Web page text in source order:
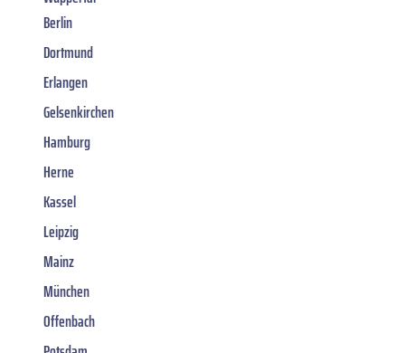
Berlin
Dortmund
Erlangen
Gelsenkirchen
Hamburg
Herne
Kassel
Leipzig
Mainz
München
Offenbach